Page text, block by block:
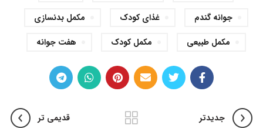
جوانه گندم
غذای کودک
مکمل بدنسازی
مکمل طبیعی
مکمل کودک هفت جوانه
جدیدتر قدیمی تر